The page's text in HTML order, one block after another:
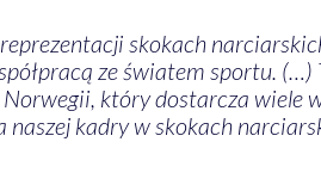
skokach
ze światem sportu. (…)
który dostarcza wiele
naszej kadry w skokach